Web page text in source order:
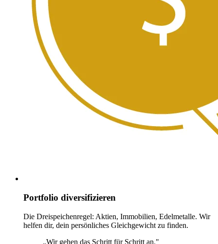
Portfolio diversifizieren
Die Dreispeichenregel: Aktien, Immobilien, Edelmetalle. Wir
helfen dir, dein persönliches Gleichgewicht zu finden.
„Wir gehen das Schritt für Schritt an."